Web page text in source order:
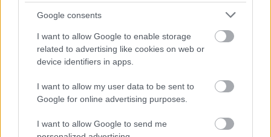
Google consents
I want to allow Google to enable storage
related to advertising like cookies on web or
device identifiers in apps.
I want to allow my user data to be sent to
Google for online advertising purposes.
I want to allow Google to send me
AJÁNLJUK MÉG